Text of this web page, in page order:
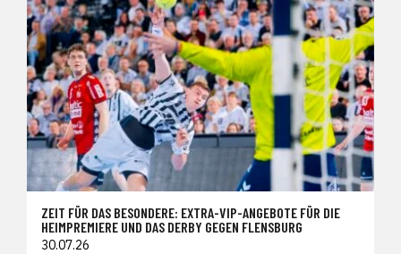
ZEIT FÜR DAS BESONDERE: EXTRA-VIP-ANGEBOTE FÜR DIE
HEIMPREMIERE UND DAS DERBY GEGEN FLENSBURG
30.07.26